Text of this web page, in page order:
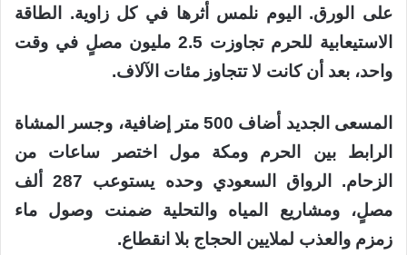
على الورق. اليوم نلمس أثرها في كل زاوية. الطاقة
الاستيعابية للحرم تجاوزت 2.5 مليون مصلٍ في وقت
واحد، بعد أن كانت لا تتجاوز مئات الآلاف.
المسعى الجديد أضاف 500 متر إضافية، وجسر المشاة
الرابط بين الحرم ومكة مول اختصر ساعات من
الزحام. الرواق السعودي وحده يستوعب 287 ألف
مصلٍ، ومشاريع المياه والتحلية ضمنت وصول ماء
زمزم والعذب لملايين الحجاج بلا انقطاع.